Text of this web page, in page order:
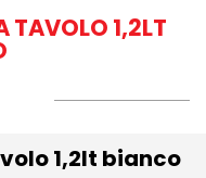
TAVOLO 1,2LT
1,2lt bianco